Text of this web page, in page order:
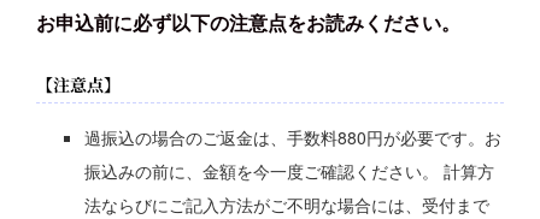
卒業生・受講生の声
よくあるご質問
お申込前に必ず以下の注意点をお読みください。
【注意点】
過振込の場合のご返金は、手数料880円が必要です。お
振込みの前に、金額を今一度ご確認ください。
計算方
法ならびにご記入方法がご不明な場合には、受付まで